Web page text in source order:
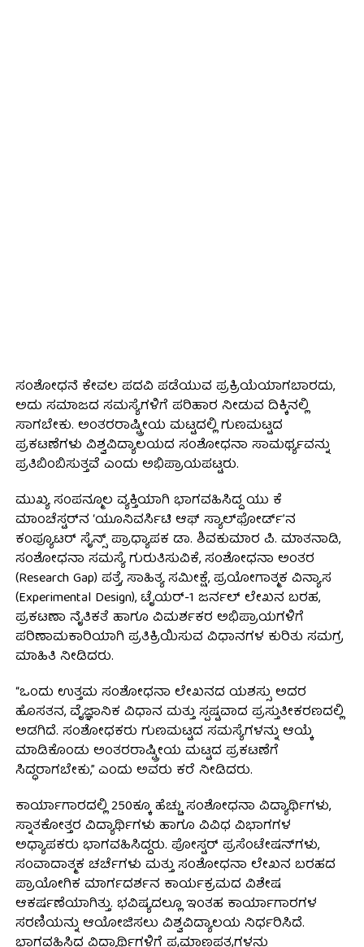
ಸಂಶೋಧನೆ ಕೇವಲ ಪದವಿ ಪಡೆಯುವ ಪ್ರಕ್ರಿಯೆಯಾಗಬಾರದು,
ಅದು ಸಮಾಜದ ಸಮಸ್ಯೆಗಳಿಗೆ ಪರಿಹಾರ ನೀಡುವ ದಿಕ್ಕಿನಲ್ಲಿ
ಸಾಗಬೇಕು. ಅಂತರರಾಷ್ಟ್ರೀಯ ಮಟ್ಟದಲ್ಲಿ ಗುಣಮಟ್ಟದ
ಪ್ರಕಟಣೆಗಳು ವಿಶ್ವವಿದ್ಯಾಲಯದ ಸಂಶೋಧನಾ ಸಾಮರ್ಥ್ಯವನ್ನು
ಪ್ರತಿಬಿಂಬಿಸುತ್ತವೆ ಎಂದು ಅಭಿಪ್ರಾಯಪಟ್ಟರು.
ಮುಖ್ಯ ಸಂಪನ್ಮೂಲ ವ್ಯಕ್ತಿಯಾಗಿ ಭಾಗವಹಿಸಿದ್ದ ಯು ಕೆ
ಮಾಂಚೆಸ್ಟರ್‌ನ ‘ಯೂನಿವರ್ಸಿಟಿ ಆಫ್ ಸ್ಯಾಲ್‌ಫೋರ್ಡ್’ನ
ಕಂಪ್ಯೂಟರ್ ಸೈನ್ಸ್ ಪ್ರಾಧ್ಯಾಪಕ ಡಾ. ಶಿವಕುಮಾರ ಪಿ. ಮಾತನಾಡಿ,
ಸಂಶೋಧನಾ ಸಮಸ್ಯೆ ಗುರುತಿಸುವಿಕೆ, ಸಂಶೋಧನಾ ಅಂತರ
(Research Gap) ಪತ್ತೆ, ಸಾಹಿತ್ಯ ಸಮೀಕ್ಷೆ, ಪ್ರಯೋಗಾತ್ಮಕ ವಿನ್ಯಾಸ
(Experimental Design), ಟೈಯರ್-1 ಜರ್ನಲ್ ಲೇಖನ ಬರಹ,
ಪ್ರಕಟಣಾ ನೈತಿಕತೆ ಹಾಗೂ ವಿಮರ್ಶಕರ ಅಭಿಪ್ರಾಯಗಳಿಗೆ
ಪರಿಣಾಮಕಾರಿಯಾಗಿ ಪ್ರತಿಕ್ರಿಯಿಸುವ ವಿಧಾನಗಳ ಕುರಿತು ಸಮಗ್ರ
ಮಾಹಿತಿ ನೀಡಿದರು.
“ಒಂದು ಉತ್ತಮ ಸಂಶೋಧನಾ ಲೇಖನದ ಯಶಸ್ಸು ಅದರ
ಹೊಸತನ, ವೈಜ್ಞಾನಿಕ ವಿಧಾನ ಮತ್ತು ಸ್ಪಷ್ಟವಾದ ಪ್ರಸ್ತುತೀಕರಣದಲ್ಲಿ
ಅಡಗಿದೆ. ಸಂಶೋಧಕರು ಗುಣಮಟ್ಟದ ಸಮಸ್ಯೆಗಳನ್ನು ಆಯ್ಕೆ
ಮಾಡಿಕೊಂಡು ಅಂತರರಾಷ್ಟ್ರೀಯ ಮಟ್ಟದ ಪ್ರಕಟಣೆಗೆ
ಸಿದ್ಧರಾಗಬೇಕು,” ಎಂದು ಅವರು ಕರೆ ನೀಡಿದರು.
ಕಾರ್ಯಾಗಾರದಲ್ಲಿ 250ಕ್ಕೂ ಹೆಚ್ಚು ಸಂಶೋಧನಾ ವಿದ್ಯಾರ್ಥಿಗಳು,
ಸ್ನಾತಕೋತ್ತರ ವಿದ್ಯಾರ್ಥಿಗಳು ಹಾಗೂ ವಿವಿಧ ವಿಭಾಗಗಳ
ಅಧ್ಯಾಪಕರು ಭಾಗವಹಿಸಿದ್ದರು. ಪೋಸ್ಟರ್ ಪ್ರಸೆಂಟೇಷನ್‌ಗಳು,
ಸಂವಾದಾತ್ಮಕ ಚರ್ಚೆಗಳು ಮತ್ತು ಸಂಶೋಧನಾ ಲೇಖನ ಬರಹದ
ಪ್ರಾಯೋಗಿಕ ಮಾರ್ಗದರ್ಶನ ಕಾರ್ಯಕ್ರಮದ ವಿಶೇಷ
ಆಕರ್ಷಣೆಯಾಗಿತ್ತು. ಭವಿಷ್ಯದಲ್ಲೂ ಇಂತಹ ಕಾರ್ಯಾಗಾರಗಳ
ಸರಣಿಯನ್ನು ಆಯೋಜಿಸಲು ವಿಶ್ವವಿದ್ಯಾಲಯ ನಿರ್ಧರಿಸಿದೆ.